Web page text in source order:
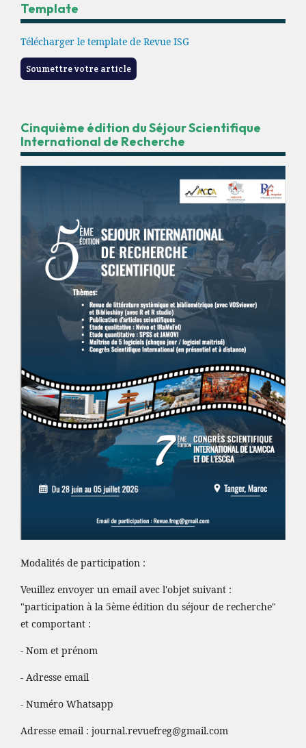
Template
Télécharger le template de Revue ISG
Soumettre votre article
Cinquième édition du Séjour Scientifique
International de Recherche
Modalités de participation :
Veuillez envoyer un email avec l'objet suivant :
"participation à la 5ème édition du séjour de recherche"
et comportant :
- Nom et prénom
- Adresse email
- Numéro Whatsapp
Adresse email : journal.revuefreg@gmail.com